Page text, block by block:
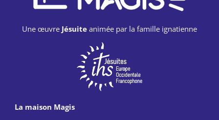
Une œuvre Jésuite animée par la famille ignatienne
La maison Magis